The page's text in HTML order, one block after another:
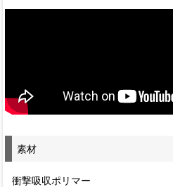
素材
衝撃吸収ポリマー